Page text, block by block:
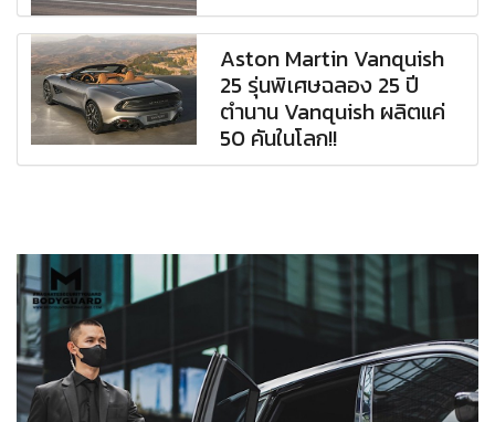
Aston Martin Vanquish
25 รุ่นพิเศษฉลอง 25 ปี
ตำนาน Vanquish ผลิตแค่
50 คันในโลก!!